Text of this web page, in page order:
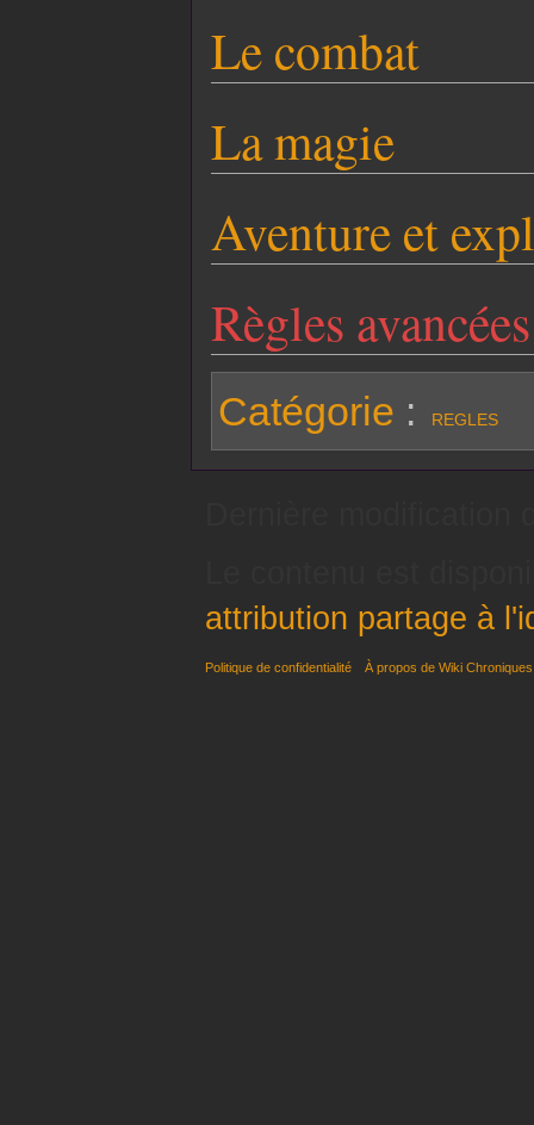
Le combat
La magie
Aventure et
Règles avancées
Catégorie : REGLES
attribution partage à
Politique de confidentialité À propos de Wiki